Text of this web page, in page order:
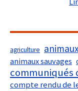
agriculture
animaux sauvages
communiqués
compte rendu de